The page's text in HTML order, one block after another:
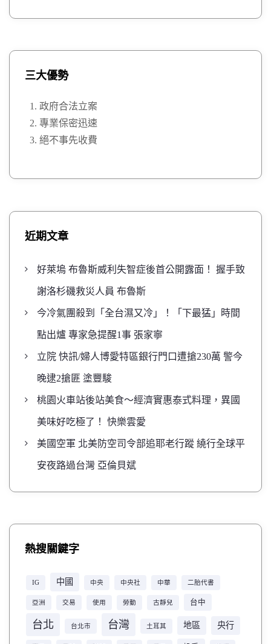
三大優勢
政府合法立案
專業保密迅速
絕不事先收費
近期文章
好萊塢 布魯斯威利失智症後首公開露面！ 握手致
謝洛杉磯救災人員 布魯斯
今冷氣團殺到「全台濕又冷」！「下最猛」時間
點出爐 專家急提醒1事 張家寧
立院 快訊/婦人博愛特區銀行門口遭搶230萬 警今
晚逮2搶匪 塗豐駿
桃園火車站後站美食～經濟實惠泰式料理，異國
美味好吃極了！ 快樂雲愛
美國空軍 北美防空司令部追耶老行蹤 繞行全球平
安夜路過台灣 亞倫貝斌
熱搜關鍵字
IG 中國 中央 中央社 中華 二胎代書
亞洲 交易 使用 勞動 古靜兒 台中
台北 台北市 台灣 土耳其 地區 央行